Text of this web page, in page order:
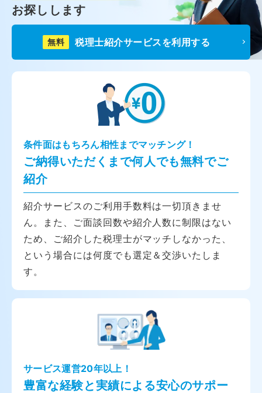
お探しします
無料 税理士紹介サービスを利用する
条件面はもちろん相性までマッチング！
ご納得いただくまで何人でも無料でご
紹介
紹介サービスのご利用手数料は一切頂きませ
ん。また、ご面談回数や紹介人数に制限はない
ため、ご紹介した税理士がマッチしなかった、
という場合には何度でも選定＆交渉いたしま
す。
サービス運営20年以上！
豊富な経験と実績による安心のサポー